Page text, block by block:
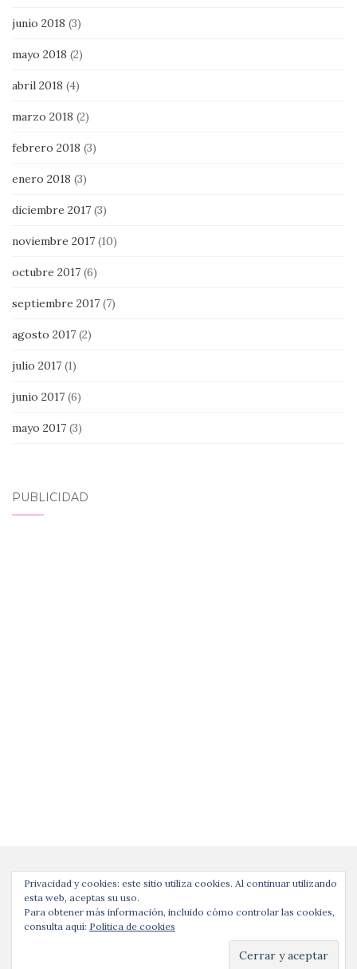
junio 2018 (3)
mayo 2018 (2)
abril 2018 (4)
marzo 2018 (2)
febrero 2018 (3)
enero 2018 (3)
diciembre 2017 (3)
noviembre 2017 (10)
octubre 2017 (6)
septiembre 2017 (7)
agosto 2017 (2)
julio 2017 (1)
junio 2017 (6)
mayo 2017 (3)
PUBLICIDAD
Copyright © | evaevuxxy
Privacidad y cookies: este sitio utiliza cookies. Al continuar utilizando
esta web, aceptas su uso.
Para obtener más información, incluido cómo controlar las cookies,
consulta aquí: Política de cookies